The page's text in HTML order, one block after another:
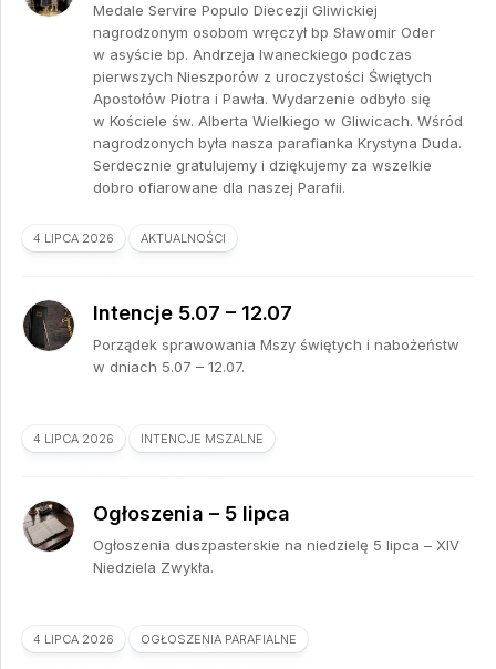
Medale Servire Populo Diecezji Gliwickiej
nagrodzonym osobom wręczył bp Sławomir Oder
w asyście bp. Andrzeja Iwaneckiego podczas
pierwszych Nieszporów z uroczystości Świętych
Apostołów Piotra i Pawła. Wydarzenie odbyło się
w Kościele św. Alberta Wielkiego w Gliwicach. Wśród
nagrodzonych była nasza parafianka Krystyna Duda.
Serdecznie gratulujemy i dziękujemy za wszelkie
dobro ofiarowane dla naszej Parafii.
4 LIPCA 2026 AKTUALNOŚCI
Intencje 5.07 – 12.07
Porządek sprawowania Mszy świętych i nabożeństw
w dniach 5.07 – 12.07.
4 LIPCA 2026 INTENCJE MSZALNE
Ogłoszenia – 5 lipca
Ogłoszenia duszpasterskie na niedzielę 5 lipca – XIV
Niedziela Zwykła.
4 LIPCA 2026 OGŁOSZENIA PARAFIALNE